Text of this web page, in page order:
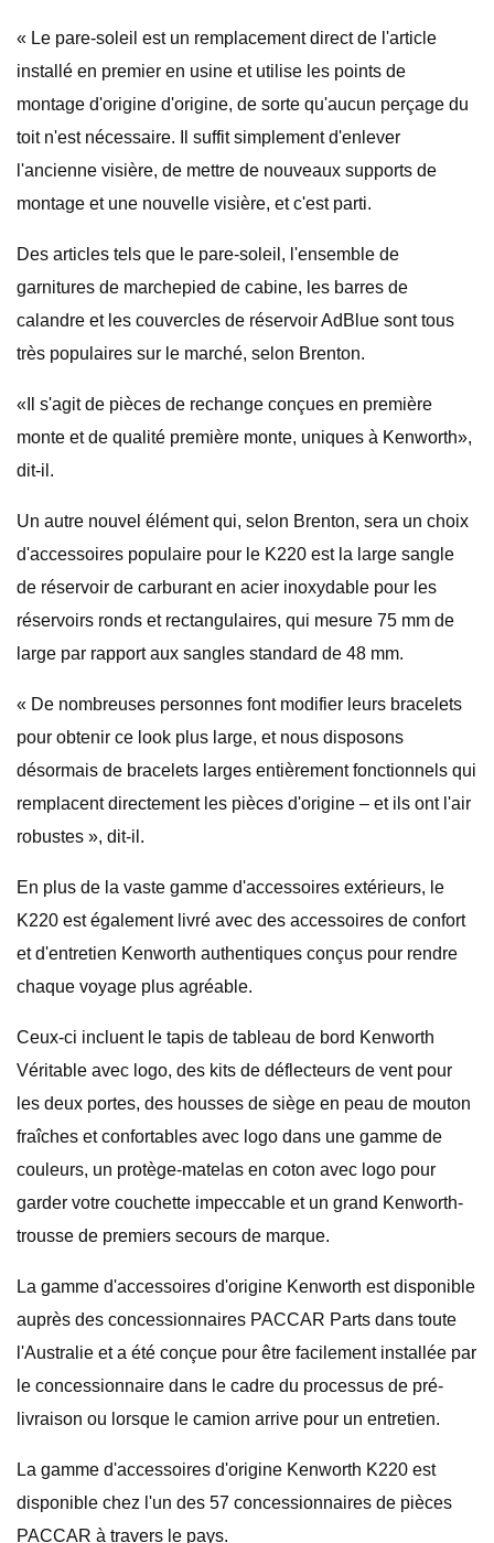
« Le pare-soleil est un remplacement direct de l'article
installé en premier en usine et utilise les points de
montage d'origine d'origine, de sorte qu'aucun perçage du
toit n'est nécessaire. Il suffit simplement d'enlever
l'ancienne visière, de mettre de nouveaux supports de
montage et une nouvelle visière, et c'est parti.
Des articles tels que le pare-soleil, l'ensemble de
garnitures de marchepied de cabine, les barres de
calandre et les couvercles de réservoir AdBlue sont tous
très populaires sur le marché, selon Brenton.
«Il s'agit de pièces de rechange conçues en première
monte et de qualité première monte, uniques à Kenworth»,
dit-il.
Un autre nouvel élément qui, selon Brenton, sera un choix
d'accessoires populaire pour le K220 est la large sangle
de réservoir de carburant en acier inoxydable pour les
réservoirs ronds et rectangulaires, qui mesure 75 mm de
large par rapport aux sangles standard de 48 mm.
« De nombreuses personnes font modifier leurs bracelets
pour obtenir ce look plus large, et nous disposons
désormais de bracelets larges entièrement fonctionnels qui
remplacent directement les pièces d'origine – et ils ont l'air
robustes », dit-il.
En plus de la vaste gamme d'accessoires extérieurs, le
K220 est également livré avec des accessoires de confort
et d'entretien Kenworth authentiques conçus pour rendre
chaque voyage plus agréable.
Ceux-ci incluent le tapis de tableau de bord Kenworth
Véritable avec logo, des kits de déflecteurs de vent pour
les deux portes, des housses de siège en peau de mouton
fraîches et confortables avec logo dans une gamme de
couleurs, un protège-matelas en coton avec logo pour
garder votre couchette impeccable et un grand Kenworth-
trousse de premiers secours de marque.
La gamme d'accessoires d'origine Kenworth est disponible
auprès des concessionnaires PACCAR Parts dans toute
l'Australie et a été conçue pour être facilement installée par
le concessionnaire dans le cadre du processus de pré-
livraison ou lorsque le camion arrive pour un entretien.
La gamme d'accessoires d'origine Kenworth K220 est
disponible chez l'un des 57 concessionnaires de pièces
PACCAR à travers le pays.